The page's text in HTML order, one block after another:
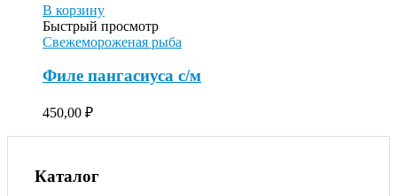
В корзину
Быстрый просмотр
Свежемороженая рыба
Филе пангасиуса с/м
450,00 ₽
Каталог